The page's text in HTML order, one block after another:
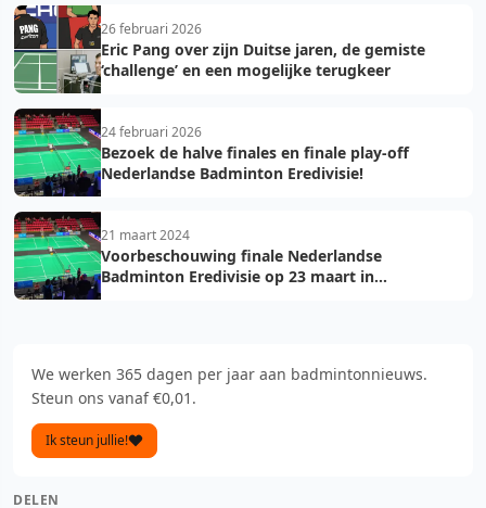
26 februari 2026
Eric Pang over zijn Duitse jaren, de gemiste
‘challenge’ en een mogelijke terugkeer
24 februari 2026
Bezoek de halve finales en finale play-off
Nederlandse Badminton Eredivisie!
21 maart 2024
Voorbeschouwing finale Nederlandse
Badminton Eredivisie op 23 maart in
We werken 365 dagen per jaar aan badmintonnieuws.
Steun ons vanaf €0,01.
Ik steun jullie!
DELEN